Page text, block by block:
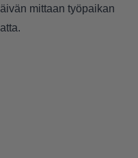
mittaan työpaikan